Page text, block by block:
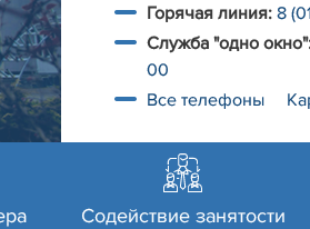
Горячая линия: 8
Служба "одно
00
Все телефоны
Содействие занятости